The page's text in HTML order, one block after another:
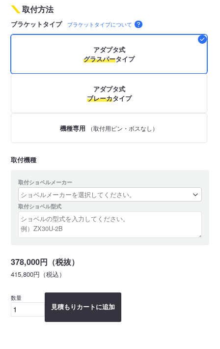
取付方法
ブラケットタイプ ブラケットタイプについて
アダプタ式
グラスパータイプ
アダプタ式
ブレーカタイプ
機種専用 （取付用ピン・ボスなし）
取付機種
取付ショベルメーカー
取付ショベル型式
378,000円（税抜）
415,800円（税込）
数量
見積もりカートに追加